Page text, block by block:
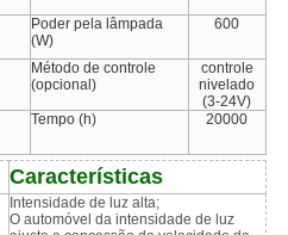
Poder pela lâmpada
(W)
600
Método de controle
(opcional)
controle
nivelado
(3-24V)
Tempo (h) 20000
Características
Intensidade de luz alta;
O automóvel da intensidade de luz